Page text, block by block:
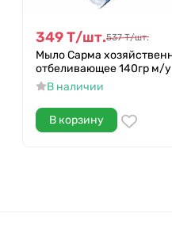
349Т/шт.537 Т/шт.
Мыло Сарма
отбеливающее 140гр м/у
В наличии
В корзину